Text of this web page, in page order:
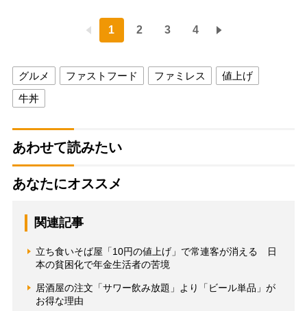
1 2 3 4
グルメ ファストフード ファミレス
値上げ
牛丼
あわせて読みたい
あなたにオススメ
関連記事
立ち食いそば屋「10円の値上げ」で常連客が消える 日
本の貧困化で年金生活者の苦境
居酒屋の注文「サワー飲み放題」より「ビール単品」が
お得な理由